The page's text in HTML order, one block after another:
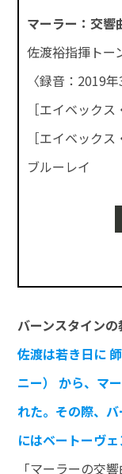
マーラー：交響
佐渡裕指揮トー
〈録音：2019
［エイベック
［エイベック
ブルーレイ
バーンスタインの
佐渡は若き日に
ニー） から、マ
れた。その際、
にはベートーヴェ
「マーラーの交